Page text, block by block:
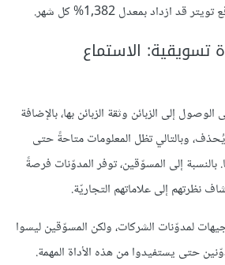
ازداد بمعدل 1,382% كل شهر.
تسويقية: الاستماع
إلى الزبائن وثقة الزبائن بها، بالإضافة
يُحذف، وبالتالي تظل المعلومات متاحةً حتى
إلى المسوّقين، توفر المدوّنات فرصةً
نظرتهم إلى علاماتهم التجاريّة.
لمدوّنات الشركات، ولكن المسوّقين ليسوا
حتى يستفيدوا من هذه الأداة المهمة.